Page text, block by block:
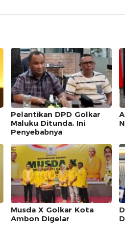
Pelantikan DPD Golkar
Maluku Ditunda, Ini
Penyebabnya
Musda X Golkar Kota
Ambon Digelar